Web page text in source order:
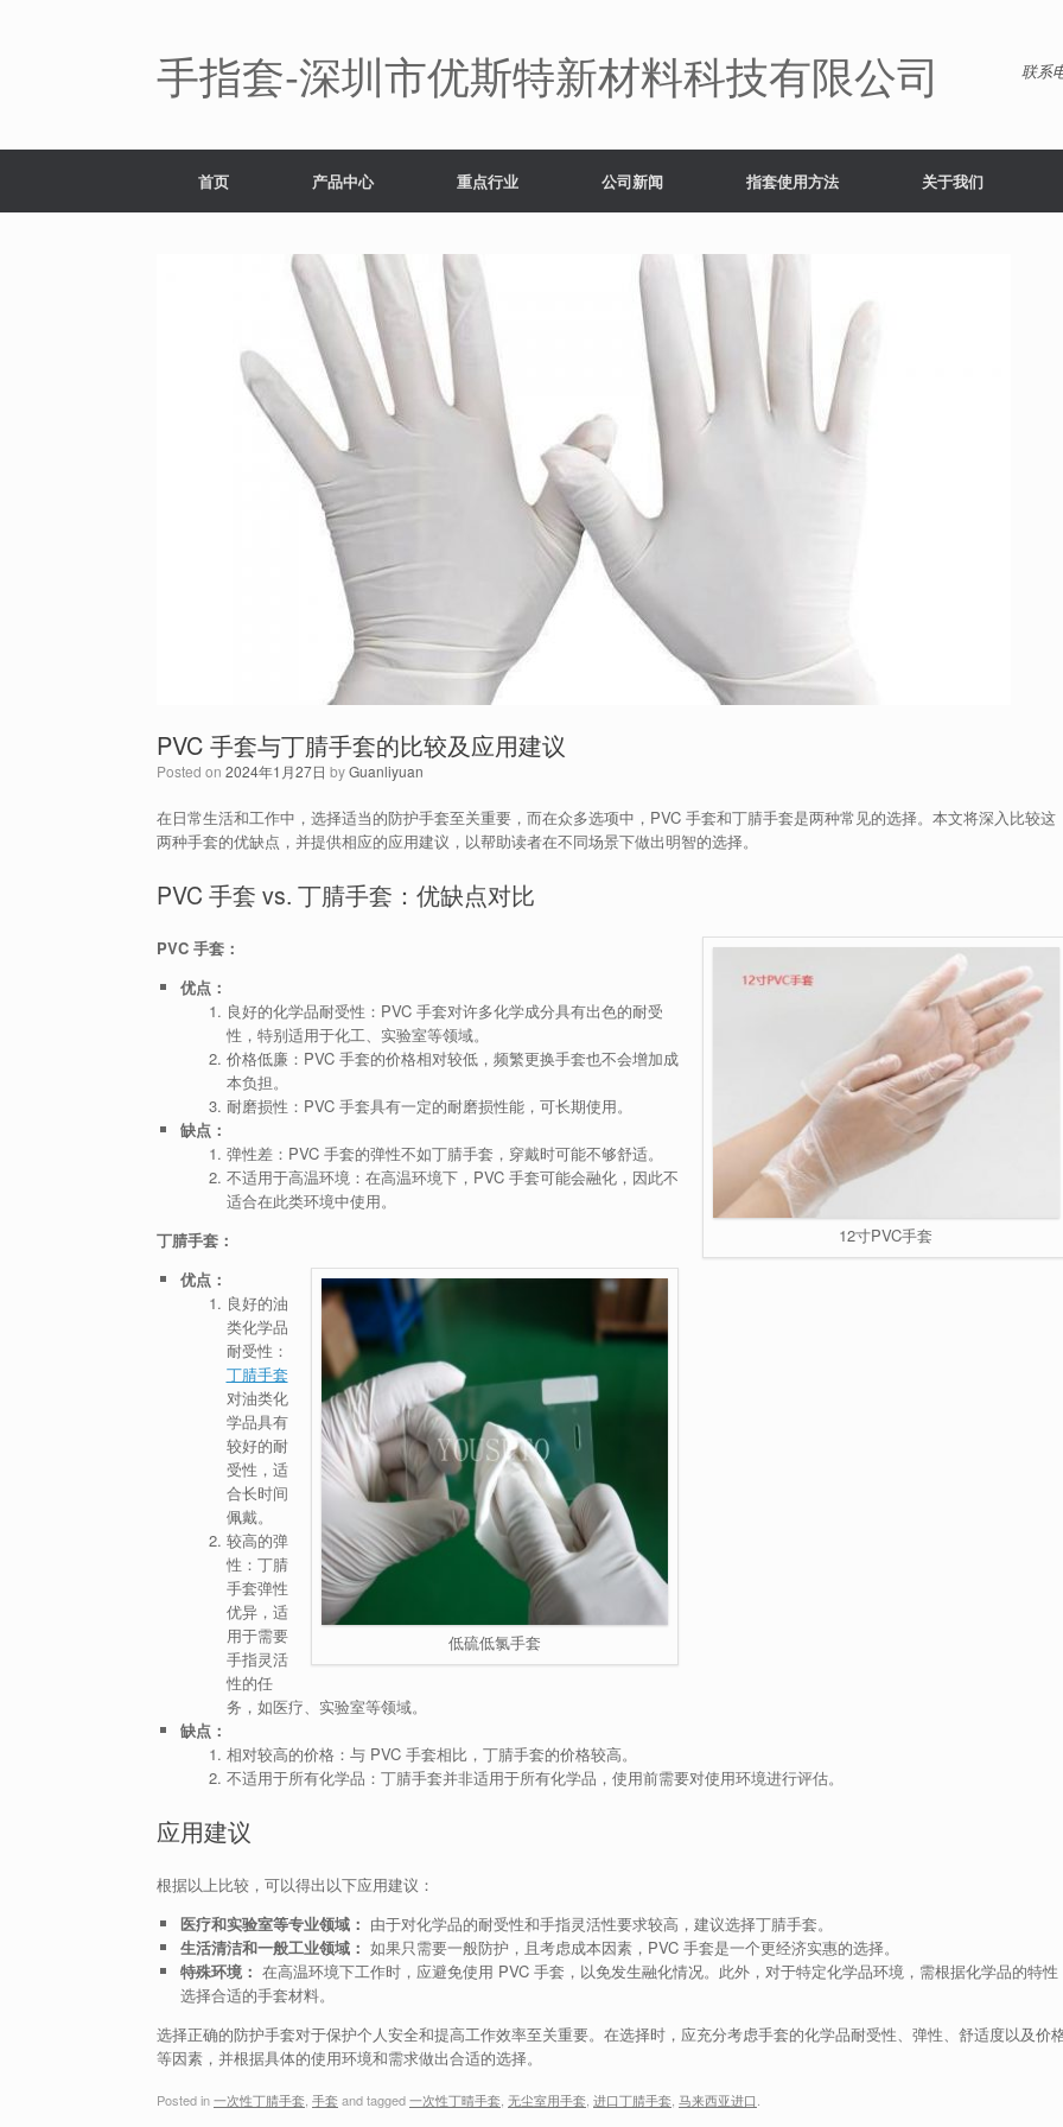
手指套-深圳市优斯特新材料科技有限公司 联系
首页 产品中心 重点行业 公司新闻 指套使用方法 关于我们
PVC 手套与丁腈手套的比较及应用建议
Posted on 2024年1月27日 byGuanliyuan
在日常生活和工作中，选择适当的防护手套至关重要，而在众多选项中，PVC 手套和丁腈手套是两种常见的选择。本文将深入比较这
两种手套的优缺点，并提供相应的应用建议，以帮助读者在不同场景下做出明智的选择。
PVC 手套 vs. 丁腈手套：优缺点对比
12寸PVC手套
PVC 手套：
优点：
良好的化学品耐受性：PVC 手套对许多化学成分具有出色的耐受
性，特别适用于化工、实验室等领域。
价格低廉：PVC 手套的价格相对较低，频繁更换手套也不会增加成
本负担。
耐磨损性：PVC 手套具有一定的耐磨损性能，可长期使用。
缺点：
弹性差：PVC 手套的弹性不如丁腈手套，穿戴时可能不够舒适。
不适用于高温环境：在高温环境下，PVC 手套可能会融化，因此不
适合在此类环境中使用。
丁腈手套：
低硫低氯手套
优点：
良好的油
类化学品
耐受性：
丁腈手套
对油类化
学品具有
较好的耐
受性，适
合长时间
佩戴。
较高的弹
性：丁腈
手套弹性
优异，适
用于需要
手指灵活
性的任
务，如医疗、实验室等领域。
缺点：
相对较高的价格：与 PVC 手套相比，丁腈手套的价格较高。
不适用于所有化学品：丁腈手套并非适用于所有化学品，使用前需要对使用环境进行评估。
应用建议
根据以上比较，可以得出以下应用建议：
医疗和实验室等专业领域： 由于对化学品的耐受性和手指灵活性要求较高，建议选择丁腈手套。
生活清洁和一般工业领域： 如果只需要一般防护，且考虑成本因素，PVC 手套是一个更经济实惠的选择。
特殊环境： 在高温环境下工作时，应避免使用 PVC 手套，以免发生融化情况。此外，对于特定化学品环境，需根据化学品的特性
选择合适的手套材料。
选择正确的防护手套对于保护个人安全和提高工作效率至关重要。在选择时，应充分考虑手套的化学品耐受性、弹性、舒适度以及价
等因素，并根据具体的使用环境和需求做出合适的选择。
Posted in一次性丁腈手套 手套and tagged一次性丁晴手套 无尘室用手套 进口丁腈手套 马来西亚进口